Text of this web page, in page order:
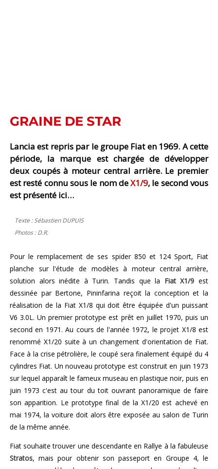
GRAINE DE STAR
Lancia est repris par le groupe Fiat en 1969. A cette
période, la marque est chargée de développer
deux coupés à moteur central arrière. Le premier
est resté connu sous le nom deX1/9, le second vous
est présenté ici…
Texte : Sébastien DUPUIS
Photos : D.R.
Pour le remplacement de ses spider 850 et 124 Sport, Fiat
planche sur l'étude de modèles à moteur central arrière,
solution alors inédite à Turin. Tandis que la Fiat X1/9 est
dessinée par Bertone, Pininfarina reçoit la conception et la
réalisation de la Fiat X1/8 qui doit être équipée d'un puissant
V6 3.0L. Un premier prototype est prêt en juillet 1970, puis un
second en 1971. Au cours de l'année 1972, le projet X1/8 est
renommé X1/20 suite à un changement d'orientation de Fiat.
Face à la crise pétrolière, le coupé sera finalement équipé du 4
cylindres Fiat. Un nouveau prototype est construit en juin 1973
sur lequel apparaît le fameux museau en plastique noir, puis en
juin 1973 c'est au tour du toit ouvrant panoramique de faire
son apparition. Le prototype final de la X1/20 est achevé en
mai 1974, la voiture doit alors être exposée au salon de Turin
de la même année.
Fiat souhaite trouver une descendante en Rallye à la fabuleuse
Stratos, mais pour obtenir son passeport en Groupe 4, le